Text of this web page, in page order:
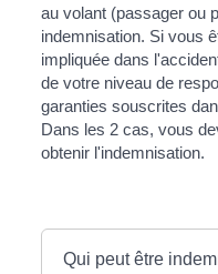
au volant (passager ou
indemnisation. Si vous
impliquée dans
de votre niveau de
garanties souscrites
Dans les 2 cas, vous
obtenir l'indemnisation.
Qui peut être